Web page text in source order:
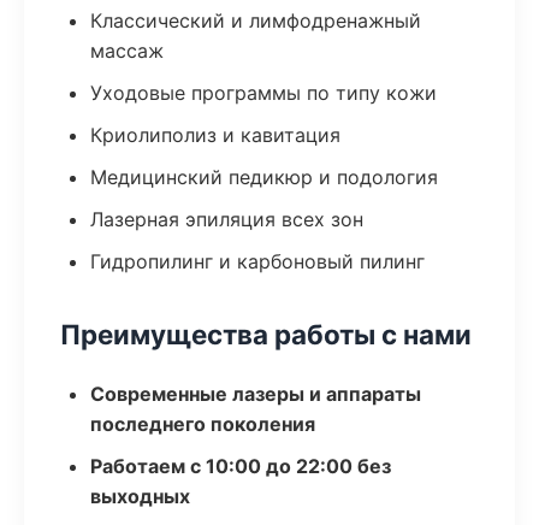
Классический и лимфодренажный
массаж
Уходовые программы по типу кожи
Криолиполиз и кавитация
Медицинский педикюр и подология
Лазерная эпиляция всех зон
Гидропилинг и карбоновый пилинг
Преимущества работы с нами
Современные лазеры и аппараты
последнего поколения
Работаем с 10:00 до 22:00 без
выходных